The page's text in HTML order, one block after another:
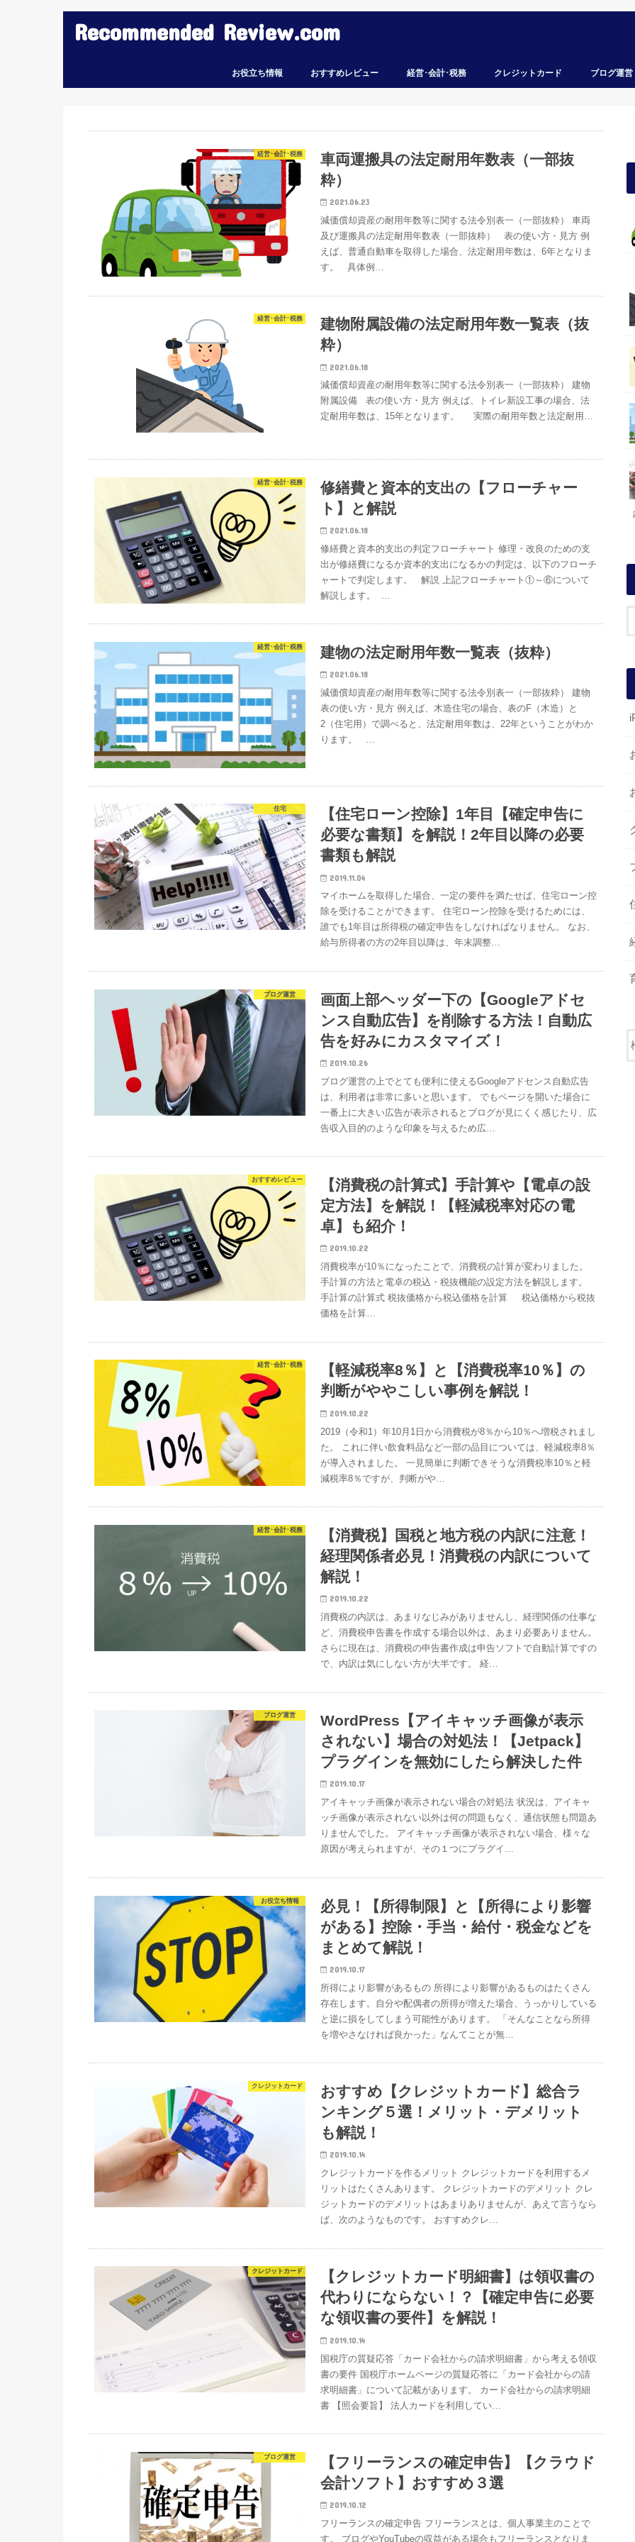
Recommended Review.com
お役立ち情報 おすすめレビュー 経営･会計･税務 クレジットカード ブログ運営
経営･会計･税務
車両運搬具の法定耐用年数表（一部抜
粋）
2021.06.23
減価償却資産の耐用年数等に関する法令別表一（一部抜粋） 車両
及び運搬具の法定耐用年数表（一部抜粋） 表の使い方・見方 例
えば、普通自動車を取得した場合、法定耐用年数は、6年となりま
す。 具体例…
経営･会計･税務
建物附属設備の法定耐用年数一覧表（抜
粋）
2021.06.18
減価償却資産の耐用年数等に関する法令別表一（一部抜粋） 建物
附属設備 表の使い方・見方 例えば、トイレ新設工事の場合、法
定耐用年数は、15年となります。 実際の耐用年数と法定耐用…
経営･会計･税務
修繕費と資本的支出の【フローチャー
ト】と解説
2021.06.18
修繕費と資本的支出の判定フローチャート 修理・改良のための支
出が修繕費になるか資本的支出になるかの判定は、以下のフローチ
ャートで判定します。 解説 上記フローチャート①～⑥について
解説します。 …
経営･会計･税務 建物の法定耐用年数一覧表（抜粋）
2021.06.18
減価償却資産の耐用年数等に関する法令別表一（一部抜粋） 建物
表の使い方・見方 例えば、木造住宅の場合、表のF（木造）と
2（住宅用）で調べると、法定耐用年数は、22年ということがわか
ります。 …
住宅
【住宅ローン控除】1年目【確定申告に
必要な書類】を解説！2年目以降の必要
書類も解説
2019.11.04
マイホームを取得した場合、一定の要件を満たせば、住宅ローン控
除を受けることができます。 住宅ローン控除を受けるためには、
誰でも1年目は所得税の確定申告をしなければなりません。 なお、
給与所得者の方の2年目以降は、年末調整…
ブログ運営
画面上部ヘッダー下の【Googleアドセ
ンス自動広告】を削除する方法！自動広
告を好みにカスタマイズ！
2019.10.26
ブログ運営の上でとても便利に使えるGoogleアドセンス自動広告
は、利用者は非常に多いと思います。 でもページを開いた場合に
一番上に大きい広告が表示されるとブログが見にくく感じたり、広
告収入目的のような印象を与えるため広…
おすすめレビュー
【消費税の計算式】手計算や【電卓の設
定方法】を解説！【軽減税率対応の電
卓】も紹介！
2019.10.22
消費税率が10％になったことで、消費税の計算が変わりました。
手計算の方法と電卓の税込・税抜機能の設定方法を解説します。
手計算の計算式 税抜価格から税込価格を計算 税込価格から税抜
価格を計算…
経営･会計･税務
【軽減税率8％】と【消費税率10％】の
判断がややこしい事例を解説！
2019.10.22
2019（令和1）年10月1日から消費税が8％から10％へ増税されまし
た。 これに伴い飲食料品など一部の品目については、軽減税率8％
が導入されました。 一見簡単に判断できそうな消費税率10％と軽
減税率8％ですが、判断がや…
経営･会計･税務
【消費税】国税と地方税の内訳に注意！
経理関係者必見！消費税の内訳について
解説！
2019.10.22
消費税の内訳は、あまりなじみがありませんし、経理関係の仕事な
ど、消費税申告書を作成する場合以外は、あまり必要ありません。
さらに現在は、消費税の申告書作成は申告ソフトで自動計算ですの
で、内訳は気にしない方が大半です。 経…
ブログ運営
WordPress【アイキャッチ画像が表示
されない】場合の対処法！【Jetpack】
プラグインを無効にしたら解決した件
2019.10.17
アイキャッチ画像が表示されない場合の対処法 状況は、アイキャ
ッチ画像が表示されない以外は何の問題もなく、通信状態も問題あ
りませんでした。 アイキャッチ画像が表示されない場合、様々な
原因が考えられますが、その１つにプラグイ…
お役立ち情報
必見！【所得制限】と【所得により影響
がある】控除・手当・給付・税金などを
まとめて解説！
2019.10.17
所得により影響があるもの 所得により影響があるものはたくさん
存在します。自分や配偶者の所得が増えた場合、うっかりしている
と逆に損をしてしまう可能性があります。 「そんなことなら所得
を増やさなければ良かった」なんてことが無…
クレジットカード
おすすめ【クレジットカード】総合ラ
ンキング５選！メリット・デメリット
も解説！
2019.10.14
クレジットカードを作るメリット クレジットカードを利用するメ
リットはたくさんあります。 クレジットカードのデメリット クレ
ジットカードのデメリットはあまりありませんが、あえて言うなら
ば、次のようなものです。 おすすめクレ…
クレジットカード
【クレジットカード明細書】は領収書の
代わりにならない！？【確定申告に必要
な領収書の要件】を解説！
2019.10.14
国税庁の質疑応答「カード会社からの請求明細書」から考える領収
書の要件 国税庁ホームページの質疑応答に「カード会社からの請
求明細書」について記載があります。 カード会社からの請求明細
書 【照会要旨】 法人カードを利用してい…
ブログ運営
【フリーランスの確定申告】【クラウド
会計ソフト】おすすめ３選
2019.10.12
フリーランスの確定申告 フリーランスとは、個人事業主のことで
す。 ブログやYouTubeの収益がある場合もフリーランスとなりま